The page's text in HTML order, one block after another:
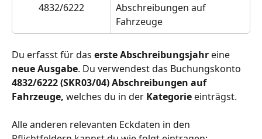
4832/6222
Abschreibungen auf
Fahrzeuge
Du erfasst für das erste Abschreibungsjahr eine
neue Ausgabe. Du verwendest das Buchungskonto
4832/6222 (SKR03/04) Abschreibungen auf
Fahrzeuge, welches du in der Kategorie einträgst.
Alle anderen relevanten Eckdaten in den